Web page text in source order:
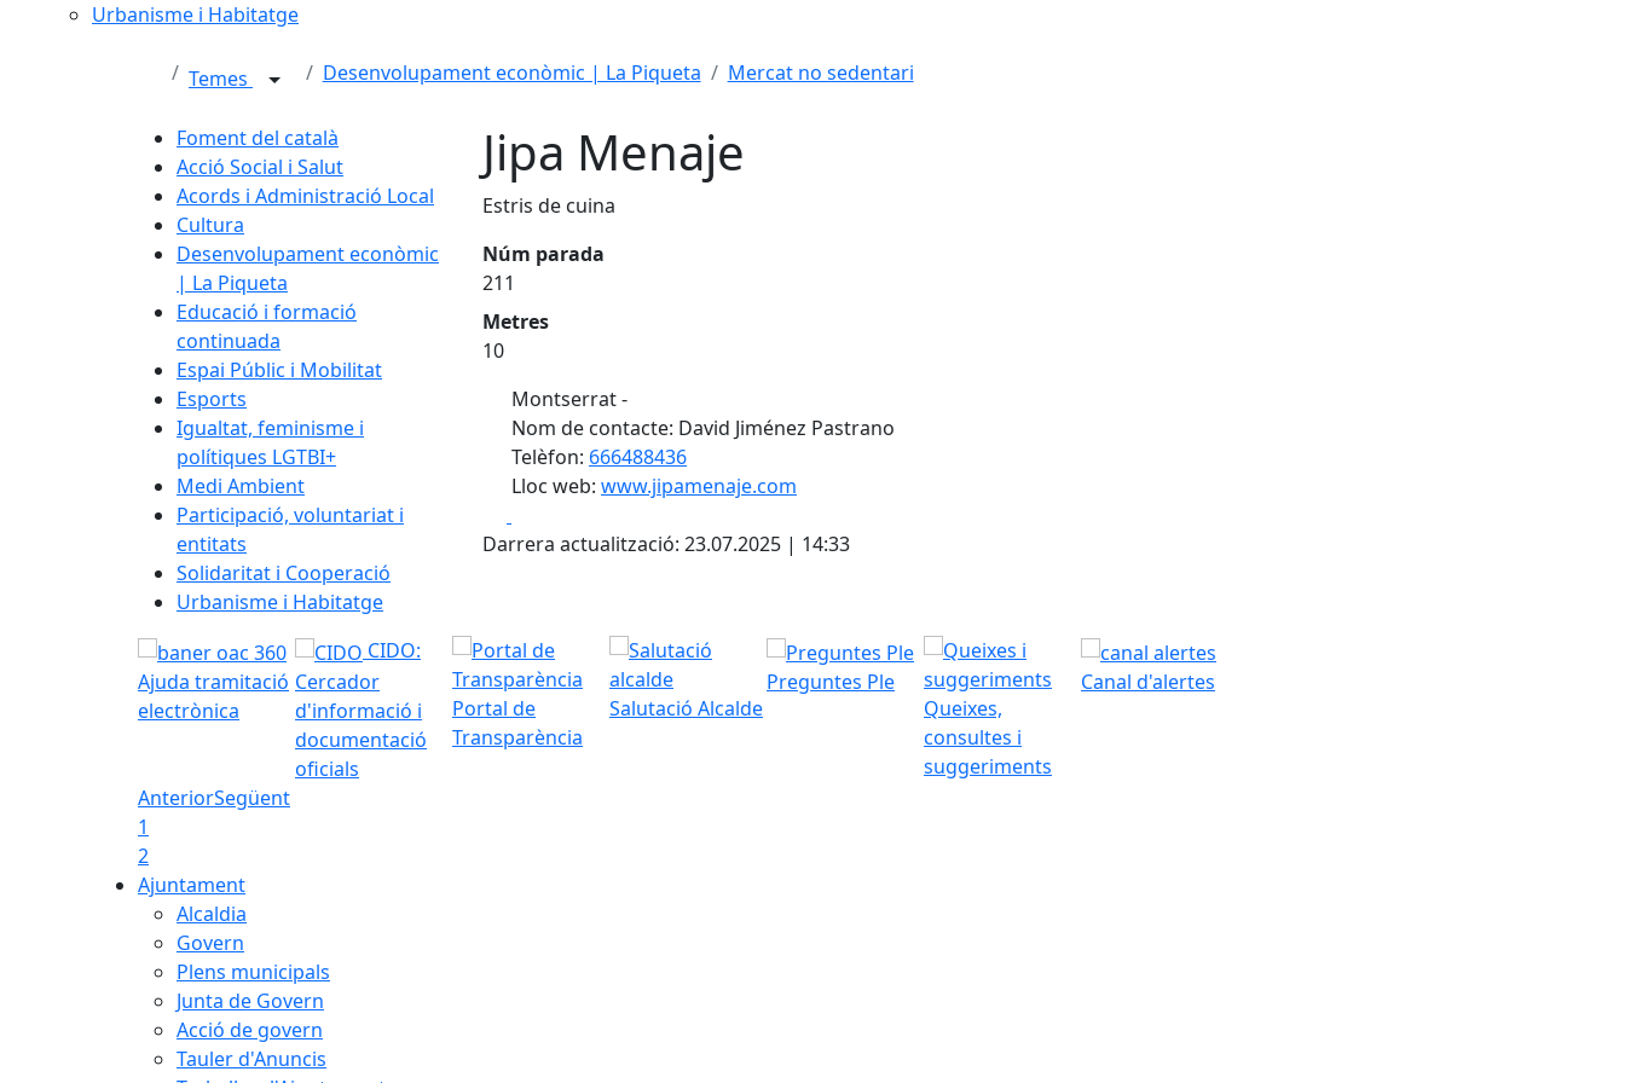
Urbanisme i Habitatge
Temes Desenvolupament econòmic | La Piqueta Mercat no sedentari
Foment del català
Acció Social i Salut
Acords i Administració Local
Cultura
Desenvolupament econòmic
| La Piqueta
Educació i formació
continuada
Espai Públic i Mobilitat
Esports
Igualtat, feminisme i
polítiques LGTBI+
Medi Ambient
Participació, voluntariat i
entitats
Solidaritat i Cooperació
Urbanisme i Habitatge
Jipa Menaje
Estris de cuina
Núm parada
211
Metres
10
Montserrat -
Nom de contacte: David Jiménez Pastrano
Telèfon: 666488436
Lloc web: www.jipamenaje.com
Darrera actualització: 23.07.2025 | 14:33
Ajuda tramitació
electrònica
CIDO:
Cercador
d'informació i
documentació
oficials
Portal de
Transparència
Salutació Alcalde
Preguntes Ple
Queixes,
consultes i
suggeriments
Canal d'alertes
AnteriorSegüent
1
2
Ajuntament
Alcaldia
Govern
Plens municipals
Junta de Govern
Acció de govern
Tauler d'Anuncis